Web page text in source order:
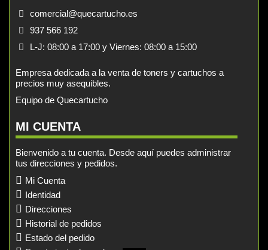
comercial@quecartucho.es
937 566 192
L-J: 08:00 a 17:00 y Viernes: 08:00 a 15:00
Empresa dedicada a la venta de toners y cartuchos a
precios muy asequibles.
Equipo de Quecartucho
MI CUENTA
Bienvenido a tu cuenta. Desde aquí puedes administrar
tus direcciones y pedidos.
Mi Cuenta
Identidad
Direcciones
Historial de pedidos
Estado del pedido